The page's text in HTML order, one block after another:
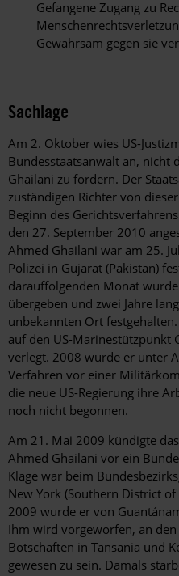
Gefangene Zugang zu
Gewahrsam gegen sie
Sachlage
Am 2. Oktober wies US-
Bundesstaatsanwalt an, nicht
Ghailani zu fordern. Der
zuständigen Richter von
Beginn des
den 27. September 2010
Ahmed Ghailani war am 25.
Polizei in Gujarat (Pakistan)
darauffolgenden Monat
übergeben und zwei Jahre
unbekannten Ort
auf den US-Marinestützpunkt
verlegt. 2008 wurde er unter
Verfahren vor einer
die neue US-Regierung ihre
noch nicht begonnen.
Am 21. Mai 2009 kündigte
Ahmed Ghailani vor ein
Klage war beim
New York (Southern District
2009 wurde er von
Ihm wird vorgeworfen, an
Botschaften in Tansania und
gewesen zu sein. Damals